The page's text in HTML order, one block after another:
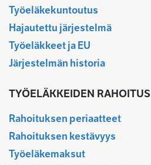
Työeläkekuntoutus
Hajautettu järjestelmä
Työeläkkeet ja EU
Järjestelmän historia
TYÖELÄKKEIDEN RAHOITUS
Rahoituksen periaatteet
Rahoituksen kestävyys
Työeläkemaksut